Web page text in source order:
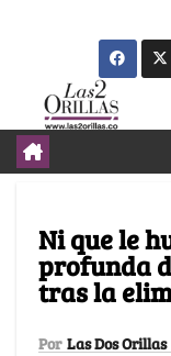
Ni que le
profunda
tras la
Por Las Dos Orillas